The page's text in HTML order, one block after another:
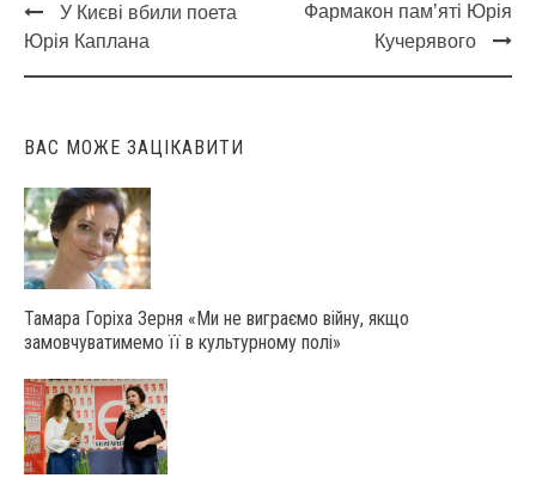
Post
navigation
У Києві вбили поета
Юрія Каплана
Фармакон пам’яті Юрія
Кучерявого
ВАС МОЖЕ ЗАЦІКАВИТИ
Тамара Горіха Зерня «Ми не виграємо війну, якщо
замовчуватимемо її в культурному полі»